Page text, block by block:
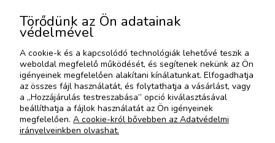
WE ARE THE COFFEE
AKCIÓK ÉS ÚJ TERMÉKEK
Törődünk az Ön adatainak
védelmével
A cookie-k és a kapcsolódó technológiák lehetővé teszik a
weboldal megfelelő működését, és segítenek nekünk az Ön
igényeinek megfelelően alakítani kínálatunkat. Elfogadhatja
az összes fájl használatát, és folytathatja a vásárlást, vagy
a „Hozzájárulás testreszabása” opció kiválasztásával
beállíthatja a fájlok használatát az Ön igényeinek
megfelelően. A cookie-król bővebben az Adatvédelmi
irányelveinkben olvashat.